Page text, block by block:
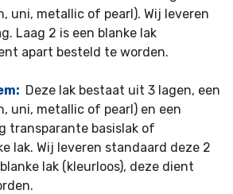
uni, metallic of pearl). Wij leveren
Laag 2 is een blanke lak
apart besteld te worden.
Deze lak bestaat uit 3 lagen, een
uni, metallic of pearl) en een
transparante basislak of
lak. Wij leveren standaard deze 2
lak (kleurloos), deze dient